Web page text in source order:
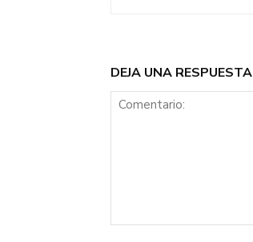
DEJA UNA RESPUESTA